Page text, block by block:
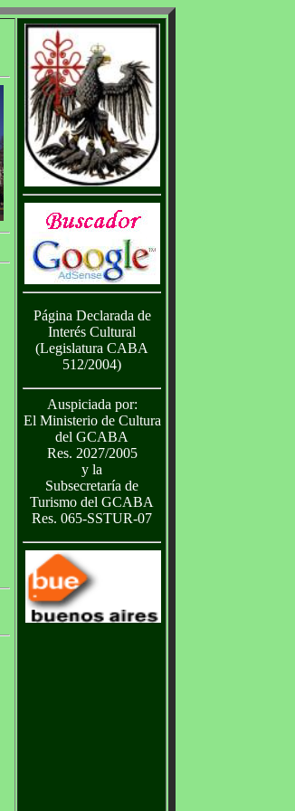
Página Declarada de
Interés Cultural
(Legislatura CABA
512/2004)
Auspiciada por:
El Ministerio de Cultura
del GCABA
Res. 2027/2005
y la
Subsecretaría de
Turismo del GCABA
Res. 065-SSTUR-07